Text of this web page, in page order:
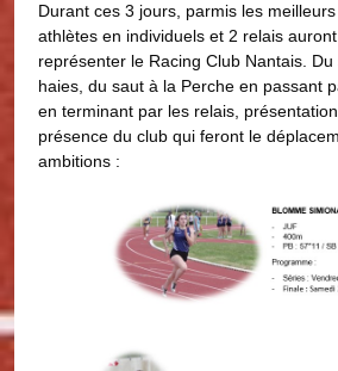
Durant ces 3 jours, parmis les
athlètes en individuels et 2 relais
représenter le Racing Club Nantais.
haies, du saut à la Perche en passant
en terminant par les relais,
présence du club qui feront le
ambitions :